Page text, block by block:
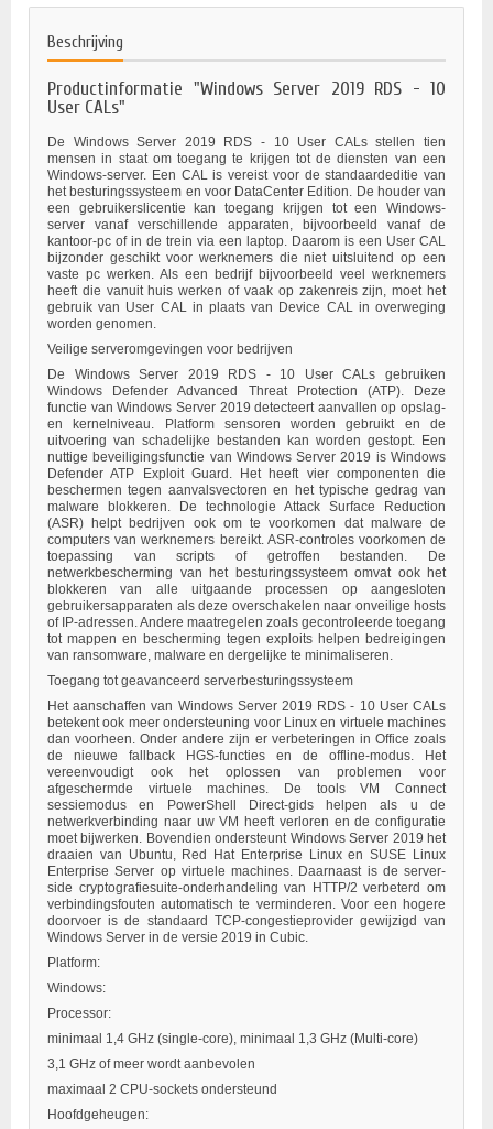
Beschrijving
Productinformatie "Windows Server 2019 RDS - 10
User CALs"
De Windows Server 2019 RDS - 10 User CALs stellen tien
mensen in staat om toegang te krijgen tot de diensten van een
Windows-server. Een CAL is vereist voor de standaardeditie van
het besturingssysteem en voor DataCenter Edition. De houder van
een gebruikerslicentie kan toegang krijgen tot een Windows-
server vanaf verschillende apparaten, bijvoorbeeld vanaf de
kantoor-pc of in de trein via een laptop. Daarom is een User CAL
bijzonder geschikt voor werknemers die niet uitsluitend op een
vaste pc werken. Als een bedrijf bijvoorbeeld veel werknemers
heeft die vanuit huis werken of vaak op zakenreis zijn, moet het
gebruik van User CAL in plaats van Device CAL in overweging
worden genomen.
Veilige serveromgevingen voor bedrijven
De Windows Server 2019 RDS - 10 User CALs gebruiken
Windows Defender Advanced Threat Protection (ATP). Deze
functie van Windows Server 2019 detecteert aanvallen op opslag-
en kernelniveau. Platform sensoren worden gebruikt en de
uitvoering van schadelijke bestanden kan worden gestopt. Een
nuttige beveiligingsfunctie van Windows Server 2019 is Windows
Defender ATP Exploit Guard. Het heeft vier componenten die
beschermen tegen aanvalsvectoren en het typische gedrag van
malware blokkeren. De technologie Attack Surface Reduction
(ASR) helpt bedrijven ook om te voorkomen dat malware de
computers van werknemers bereikt. ASR-controles voorkomen de
toepassing van scripts of getroffen bestanden. De
netwerkbescherming van het besturingssysteem omvat ook het
blokkeren van alle uitgaande processen op aangesloten
gebruikersapparaten als deze overschakelen naar onveilige hosts
of IP-adressen. Andere maatregelen zoals gecontroleerde toegang
tot mappen en bescherming tegen exploits helpen bedreigingen
van ransomware, malware en dergelijke te minimaliseren.
Toegang tot geavanceerd serverbesturingssysteem
Het aanschaffen van Windows Server 2019 RDS - 10 User CALs
betekent ook meer ondersteuning voor Linux en virtuele machines
dan voorheen. Onder andere zijn er verbeteringen in Office zoals
de nieuwe fallback HGS-functies en de offline-modus. Het
vereenvoudigt ook het oplossen van problemen voor
afgeschermde virtuele machines. De tools VM Connect
sessiemodus en PowerShell Direct-gids helpen als u de
netwerkverbinding naar uw VM heeft verloren en de configuratie
moet bijwerken. Bovendien ondersteunt Windows Server 2019 het
draaien van Ubuntu, Red Hat Enterprise Linux en SUSE Linux
Enterprise Server op virtuele machines. Daarnaast is de server-
side cryptografiesuite-onderhandeling van HTTP/2 verbeterd om
verbindingsfouten automatisch te verminderen. Voor een hogere
doorvoer is de standaard TCP-congestieprovider gewijzigd van
Windows Server in de versie 2019 in Cubic.
Platform:
Windows:
Processor:
minimaal 1,4 GHz (single-core), minimaal 1,3 GHz (Multi-core)
3,1 GHz of meer wordt aanbevolen
maximaal 2 CPU-sockets ondersteund
Hoofdgeheugen: